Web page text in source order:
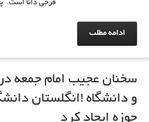
فرجی دانا است.
ادامه مطلب
سخنان عجیب امام جمعه
و دانشگاه !انگلستان
حوزه ایجاد کرد